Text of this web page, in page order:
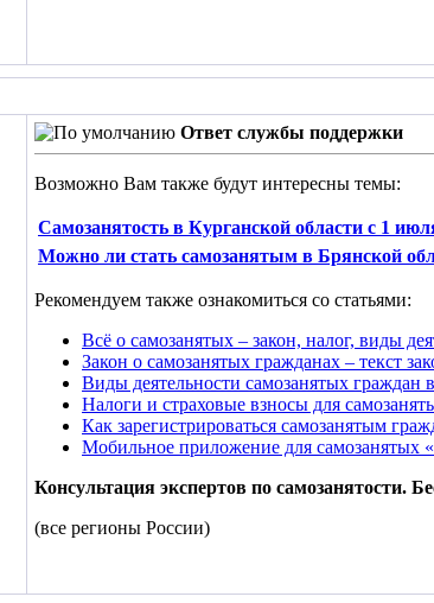
Ответ службы поддержки
Возможно Вам также будут интересны темы:
Самозанятость в Курганской области с 1
Можно ли стать самозанятым в Брянской
Рекомендуем также ознакомиться со статьями:
Всё о самозанятых – закон, налог, виды
Закон о самозанятых гражданах – текст
Виды деятельности самозанятых граждан
Налоги и страховые взносы для
Как зарегистрироваться самозанятым
Мобильное приложение для самозанятых
Консультация экспертов по самозанятости.
(все регионы России)